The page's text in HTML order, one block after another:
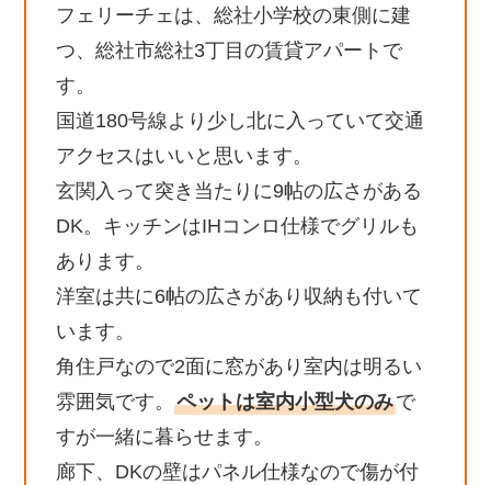
フェリーチェは、総社小学校の東側に建
つ、総社市総社3丁目の賃貸アパートで
す。
国道180号線より少し北に入っていて交通
アクセスはいいと思います。
玄関入って突き当たりに9帖の広さがある
DK。キッチンはIHコンロ仕様でグリルも
あります。
洋室は共に6帖の広さがあり収納も付いて
います。
角住戸なので2面に窓があり室内は明るい
雰囲気です。ペットは室内小型犬のみで
すが一緒に暮らせます。
廊下、DKの壁はパネル仕様なので傷が付